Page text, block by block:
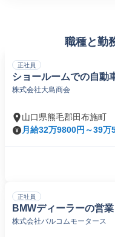
職種と勤
正社員
ショールームでの自動
株式会社大島商会
山口県熊毛郡田布施町
月給32万9800円～39万
正社員
BMWディーラーの営業
株式会社バルコムモータース